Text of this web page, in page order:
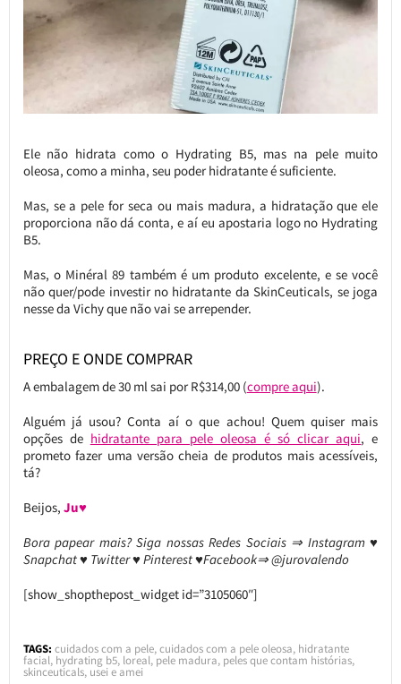
Ele não hidrata como o Hydrating B5, mas na pele muito
oleosa, como a minha, seu poder hidratante é suficiente.
Mas, se a pele for seca ou mais madura, a hidratação que ele
proporciona não dá conta, e aí eu apostaria logo no Hydrating
B5.
Mas, o Minéral 89 também é um produto excelente, e se você
não quer/pode investir no hidratante da SkinCeuticals, se joga
nesse da Vichy que não vai se arrepender.
PREÇO E ONDE COMPRAR
A embalagem de 30 ml sai por R$314,00 (compre aqui).
Alguém já usou? Conta aí o que achou! Quem quiser mais
opções de hidratante para pele oleosa é só clicar aqui, e
prometo fazer uma versão cheia de produtos mais acessíveis,
tá?
Beijos, Ju♥
Bora papear mais? Siga nossas Redes Sociais ⇒ Instagram ♥
Snapchat ♥ Twitter ♥ Pinterest ♥Facebook⇒ @jurovalendo
[show_shopthepost_widget id=”3105060″]
TAGS: cuidados com a pele,cuidados com a pele oleosa, hidratante
facial, hydrating b5, loreal, pele madura, peles que contam histórias,
skinceuticals, usei e amei